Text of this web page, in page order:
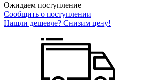
Ожидаем поступление
Сообщить о поступлении
Нашли дешевле? Снизим цену!